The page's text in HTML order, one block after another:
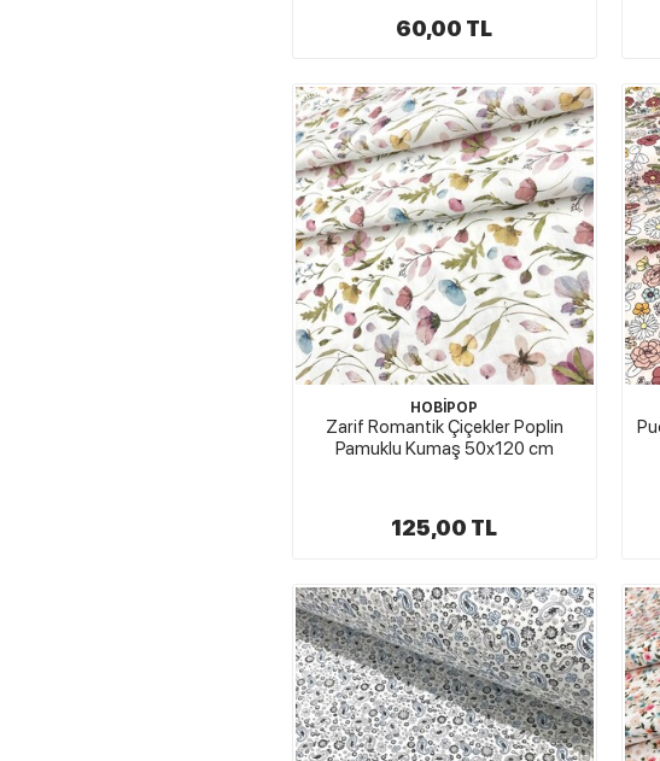
60,00 TL
HOBİPOP
Zarif Romantik Çiçekler Poplin
Pamuklu Kumaş 50x120 cm
125,00 TL